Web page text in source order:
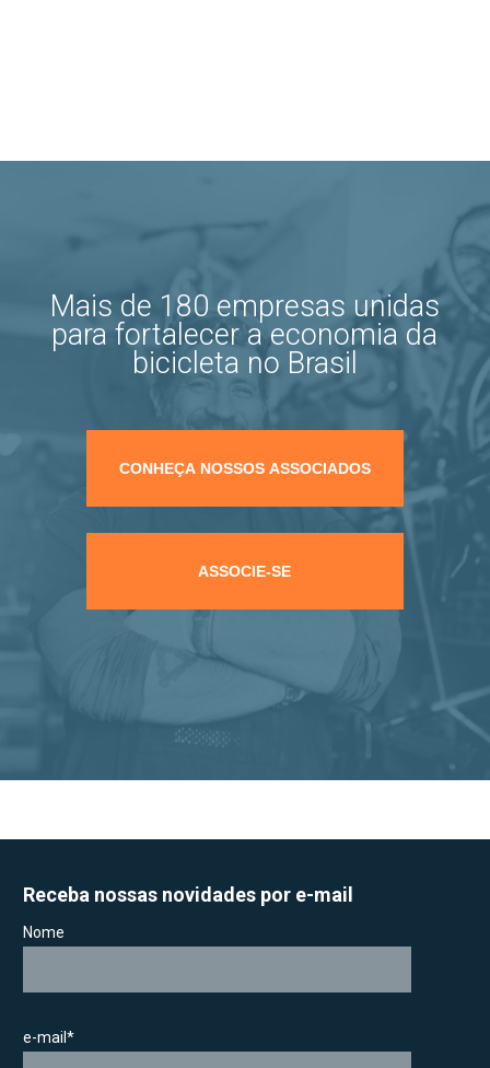
Mais de 180 empresas unidas
para fortalecer a economia da
bicicleta no Brasil
CONHEÇA NOSSOS ASSOCIADOS
ASSOCIE-SE
Receba nossas novidades por e-mail
Nome
e-mail*